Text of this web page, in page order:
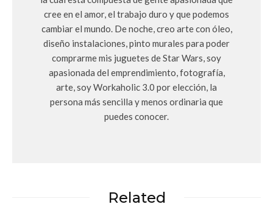
cree en el amor, el trabajo duro y que podemos
cambiar el mundo. De noche, creo arte con óleo,
diseño instalaciones, pinto murales para poder
comprarme mis juguetes de Star Wars, soy
apasionada del emprendimiento, fotografía,
arte, soy Workaholic 3.0 por elección, la
persona más sencilla y menos ordinaria que
puedes conocer.
Related